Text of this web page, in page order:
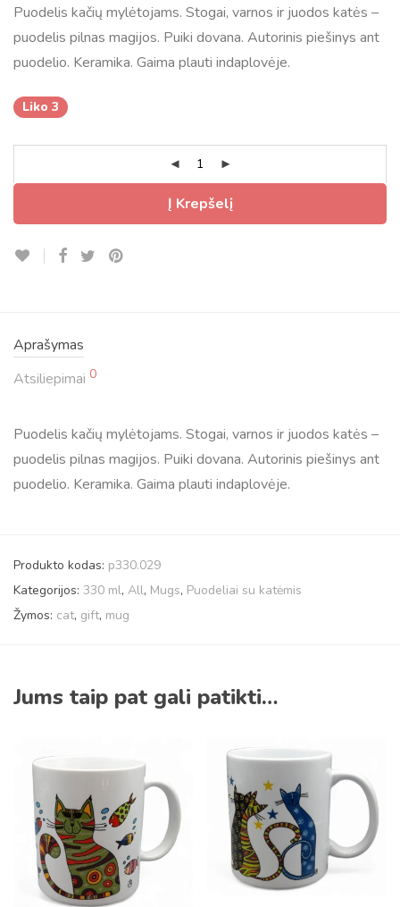
Puodelis kačių mylėtojams. Stogai, varnos ir juodos katės –
puodelis pilnas magijos. Puiki dovana. Autorinis piešinys ant
puodelio. Keramika. Gaima plauti indaplovėje.
Liko 3
Į Krepšelį
Aprašymas
Atsiliepimai 0
Puodelis kačių mylėtojams. Stogai, varnos ir juodos katės –
puodelis pilnas magijos. Puiki dovana. Autorinis piešinys ant
puodelio. Keramika. Gaima plauti indaplovėje.
Produkto kodas: p330.029
Kategorijos: 330 ml, All, Mugs, Puodeliai su katėmis
Žymos: cat, gift, mug
Jums taip pat gali patikti…